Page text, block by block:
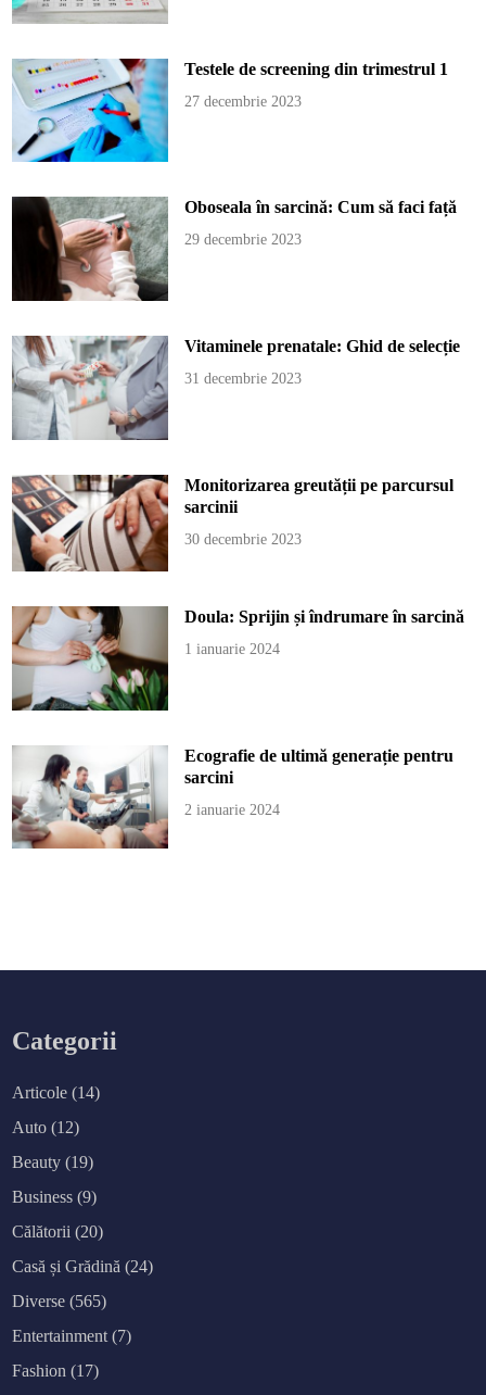
Testele de screening din trimestrul 1
27 decembrie 2023
Oboseala în sarcină: Cum să faci față
29 decembrie 2023
Vitaminele prenatale: Ghid de selecție
31 decembrie 2023
Monitorizarea greutății pe parcursul
sarcinii
30 decembrie 2023
Doula: Sprijin și îndrumare în sarcină
1 ianuarie 2024
Ecografie de ultimă generație pentru
sarcini
2 ianuarie 2024
Categorii
Articole (14)
Auto (12)
Beauty (19)
Business (9)
Călătorii (20)
Casă și Grădină (24)
Diverse (565)
Entertainment (7)
Fashion (17)